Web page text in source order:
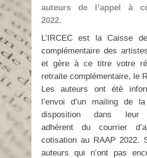
auteurs de l’appel à
2022.
L’IRCEC est la Caisse
complémentaire des
et gère à ce titre votre
retraite complémentaire, le
Les auteurs ont été
l’envoi d’un mailing de
disposition dans leur
adhérent du courrier
cotisation au RAAP 2022.
auteurs qui n’ont pas